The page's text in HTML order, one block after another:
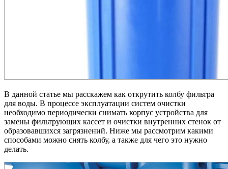
В данной статье мы расскажем как открутить колбу фильтра
для воды. В процессе эксплуатации систем очистки
необходимо периодически снимать корпус устройства для
замены фильтрующих кассет и очистки внутренних стенок от
образовавшихся загрязнений. Ниже мы рассмотрим какими
способами можно снять колбу, а также для чего это нужно
делать.